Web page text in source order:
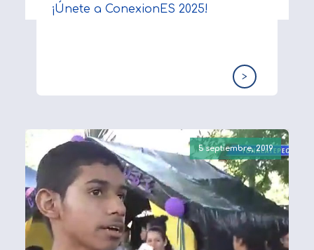
¡Únete a ConexionES 2025!
>
5 septiembre, 2019